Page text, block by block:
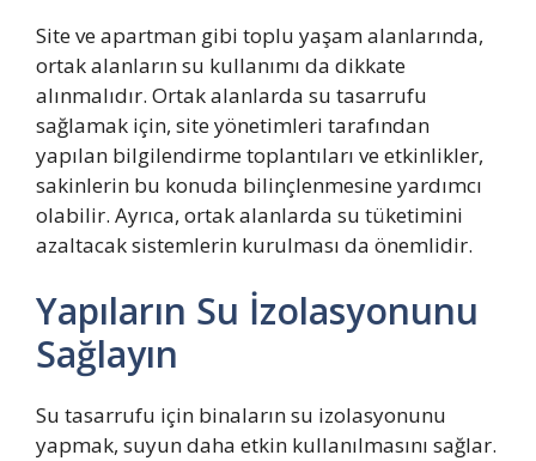
Site ve apartman gibi toplu yaşam alanlarında,
ortak alanların su kullanımı da dikkate
alınmalıdır. Ortak alanlarda su tasarrufu
sağlamak için, site yönetimleri tarafından
yapılan bilgilendirme toplantıları ve etkinlikler,
sakinlerin bu konuda bilinçlenmesine yardımcı
olabilir. Ayrıca, ortak alanlarda su tüketimini
azaltacak sistemlerin kurulması da önemlidir.
Yapıların Su İzolasyonunu
Sağlayın
Su tasarrufu için binaların su izolasyonunu
yapmak, suyun daha etkin kullanılmasını sağlar.